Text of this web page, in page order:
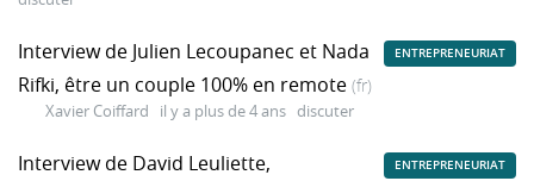
Interview de Julien Lecoupanec et Nada
Rifki, être un couple 100% en remote (fr)
Xavier Coiffard il y a plus de 4 ans discuter
ENTREPRENEURIAT
Interview de David Leuliette,
ENTREPRENEURIAT